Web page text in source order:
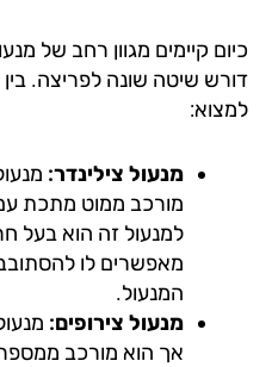
קיימים מגוון רחב של
שיטה שונה לפריצה. בין סוגי
מנעול צילינדר:מנעול זה
מורכב ממוט מתכת עם
למנעול זה הוא בעל
מאפשרים לו להסתובב
המנעול.
מנעול צירופים:מנעול זה
אך הוא מורכב ממספר